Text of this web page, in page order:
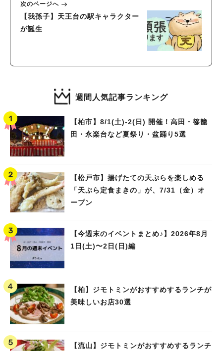
次のページへ
【我孫子】天王台の駅キャラクター
が誕生
週間人気記事ランキング
【柏市】8/1(土)‐2(日) 開催！高田・篠籠
田・永楽台など夏祭り・盆踊り5選
【松戸市】揚げたての天ぷらを楽しめる
「天ぷら定食まきの」が、7/31（金）オ
ープン
【今週末のイベントまとめ♪】2026年8月
1日(土)〜2日(日)編
【柏】ジモトミンがおすすめするランチが
美味しいお店30選
【流山】ジモトミンがおすすめするランチ